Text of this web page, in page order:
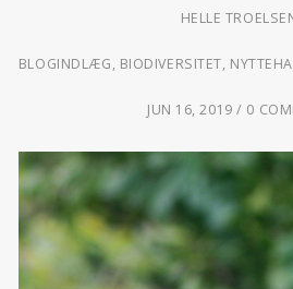
HELLE
BLOGINDLÆG, BIODIVERSITET,
JUN 16, 2019 0